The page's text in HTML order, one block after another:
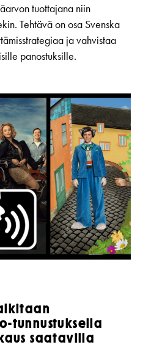
tuottajana niin
Tehtävä on osa Svenska
ja vahvistaa
panostuksille.
tunnustuksella
saatavilla